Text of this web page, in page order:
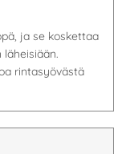
ja se koskettaa
rintasyövästä